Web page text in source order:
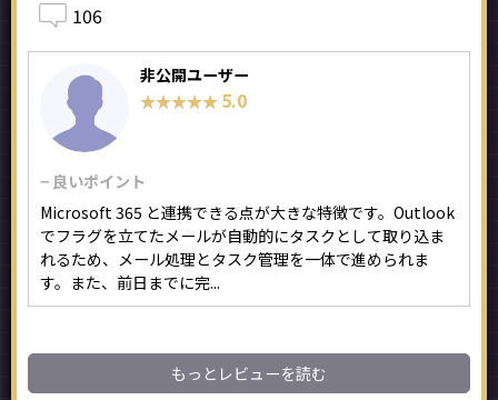
106
非公開ユーザー
★★★★★
★★★★★ 5.0
− 良いポイント
Microsoft 365 と連携できる点が大きな特徴です。Outlook
でフラグを立てたメールが自動的にタスクとして取り込ま
れるため、メール処理とタスク管理を一体で進められま
す。また、前日までに完...
もっとレビューを読む